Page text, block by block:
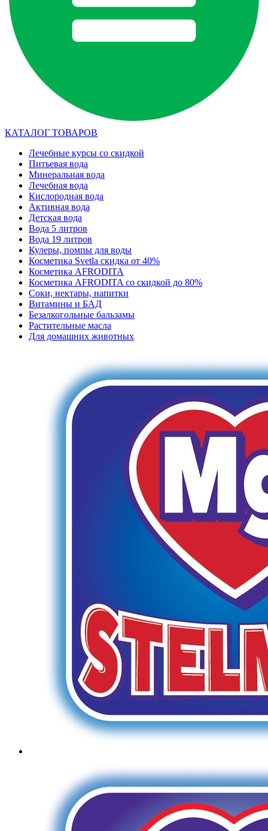
КАТАЛОГ ТОВАРОВ
Лечебные курсы со скидкой
Питьевая вода
Минеральная вода
Лечебная вода
Кислородная вода
Активная вода
Детская вода
Вода 5 литров
Вода 19 литров
Кулеры, помпы для воды
Косметика Svetla скидка от 40%
Косметика AFRODITA
Косметика AFRODITA со скидкой до 80%
Соки, нектары, напитки
Витамины и БАД
Безалкогольные бальзамы
Растительные масла
Для домашних животных